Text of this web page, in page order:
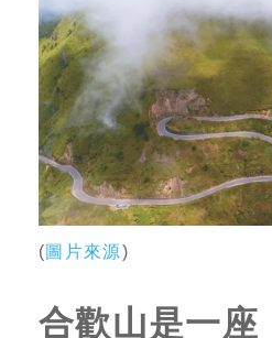
(圖片來源)
合歡山是一座